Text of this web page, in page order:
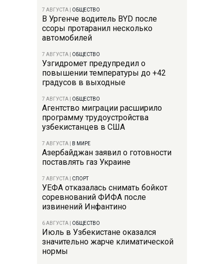
7 АВГУСТА ОБЩЕСТВО
В Ургенче водитель BYD после
ссоры протаранил несколько
автомобилей
7 АВГУСТА ОБЩЕСТВО
Узгидромет предупредил о
повышении температуры до +42
градусов в выходные
7 АВГУСТА ОБЩЕСТВО
Агентство миграции расширило
программу трудоустройства
узбекистанцев в США
7 АВГУСТА В МИРЕ
Азербайджан заявил о готовности
поставлять газ Украине
7 АВГУСТА СПОРТ
УЕФА отказалась снимать бойкот
соревнований ФИФА после
извинений Инфантино
6 АВГУСТА ОБЩЕСТВО
Июль в Узбекистане оказался
значительно жарче климатической
нормы